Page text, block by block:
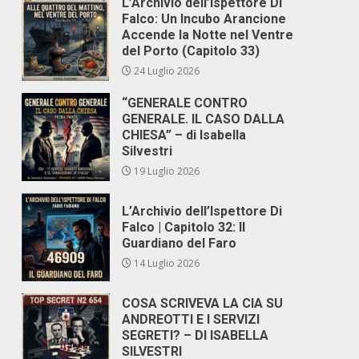
Falco: Un Incubo Arancione
Accende la Notte nel Ventre
del Porto (Capitolo 33)
24 Luglio 2026
“GENERALE CONTRO
GENERALE. IL CASO DALLA
CHIESA” – di Isabella
Silvestri
19 Luglio 2026
L’Archivio dell’Ispettore Di
Falco | Capitolo 32: Il
Guardiano del Faro
14 Luglio 2026
COSA SCRIVEVA LA CIA SU
ANDREOTTI E I SERVIZI
SEGRETI? – DI ISABELLA
SILVESTRI